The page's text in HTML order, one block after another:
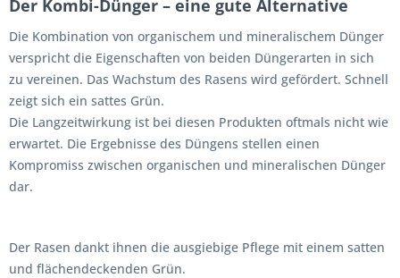
Der Kombi-Dünger – eine gute Alternative
Die Kombination von organischem und mineralischem Dünger
verspricht die Eigenschaften von beiden Düngerarten in sich
zu vereinen. Das Wachstum des Rasens wird gefördert. Schnell
zeigt sich ein sattes Grün.
Die Langzeitwirkung ist bei diesen Produkten oftmals nicht wie
erwartet. Die Ergebnisse des Düngens stellen einen
Kompromiss zwischen organischen und mineralischen Dünger
dar.
Der Rasen dankt ihnen die ausgiebige Pflege mit einem satten
und flächendeckenden Grün.